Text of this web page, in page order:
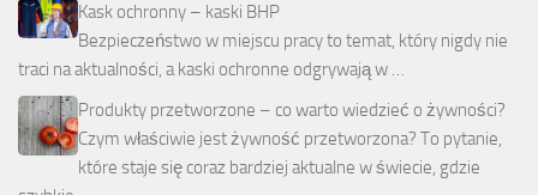
Kask ochronny – kaski BHP
Bezpieczeństwo w miejscu pracy to temat, który nigdy nie
traci na aktualności, a kaski ochronne odgrywają w …
Produkty przetworzone – co warto wiedzieć o żywności?
Czym właściwie jest żywność przetworzona? To pytanie,
które staje się coraz bardziej aktualne w świecie, gdzie